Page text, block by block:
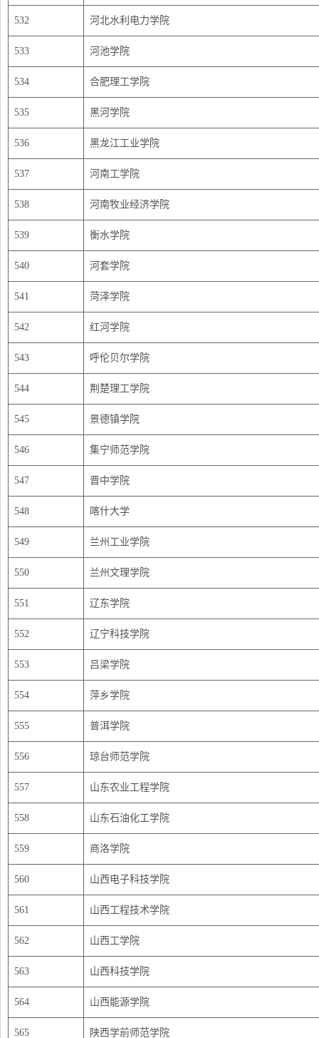
532 河北水利电力学院
533 河池学院
534 合肥理工学院
535 黑河学院
536 黑龙江工业学院
537 河南工学院
538 河南牧业经济学院
539 衡水学院
540 河套学院
541 菏泽学院
542 红河学院
543 呼伦贝尔学院
544 荆楚理工学院
545 景德镇学院
546 集宁师范学院
547 晋中学院
548 喀什大学
549 兰州工业学院
550 兰州文理学院
551 辽东学院
552 辽宁科技学院
553 吕梁学院
554 萍乡学院
555 普洱学院
556 琼台师范学院
557 山东农业工程学院
558 山东石油化工学院
559 商洛学院
560 山西电子科技学院
561 山西工程技术学院
562 山西工学院
563 山西科技学院
564 山西能源学院
565 陕西学前师范学院